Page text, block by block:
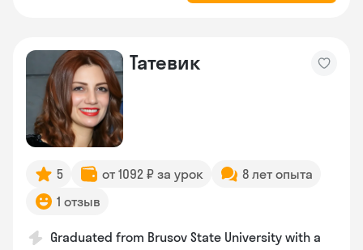
Татевик
5 от 1092 ₽ за урок
8 лет опыта
1 отзыв
Graduated from Brusov State University with a